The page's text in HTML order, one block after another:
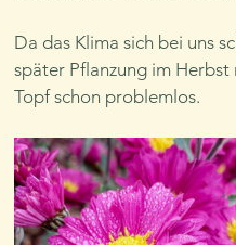
Da das Klima sich bei uns
später Pflanzung im
Topf schon problemlos.